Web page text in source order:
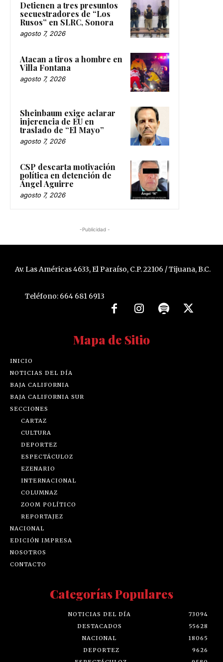
Detienen a tres presuntos
secuestradores de “Los
Rusos” en SLRC, Sonora
agosto 7, 2026
Atacan a tiros a hombre en
Villa Fontana
agosto 7, 2026
Sheinbaum exige aclarar
injerencia de EU en
traslado de “El Mayo”
agosto 7, 2026
CSP descarta motivación
política en detención de
Ángel Aguirre
agosto 7, 2026
-Publicidad -
Av. Las Américas 4633, El Paraíso, C.P. 22106 / Tijuana, B.C.
Teléfono: 664 681 6913
Mapa de Sitio
INICIO
NOTICIAS DEL DÍA
BAJA CALIFORNIA
BAJA CALIFORNIA SUR
SECCIONES
CARTAZ
CULTURA
DEPORTEZ
ESPECTÁCULOZ
EZENARIO
INTERNACIONAL
COLUMNAZ
ZOOM POLÍTICO
REPORTAJEZ
NACIONAL
EDICIÓN IMPRESA
NOSOTROS
CONTACTO
Categorías Populares
NOTICIAS DEL DÍA
73094
DESTACADOS
55628
NACIONAL
18065
DEPORTEZ
9626